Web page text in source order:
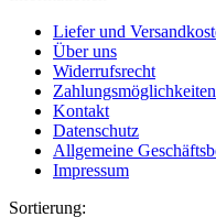
Liefer und
Über uns
Widerrufsrecht
Zahlungsmöglichkeiten
Kontakt
Datenschutz
Allgemeine